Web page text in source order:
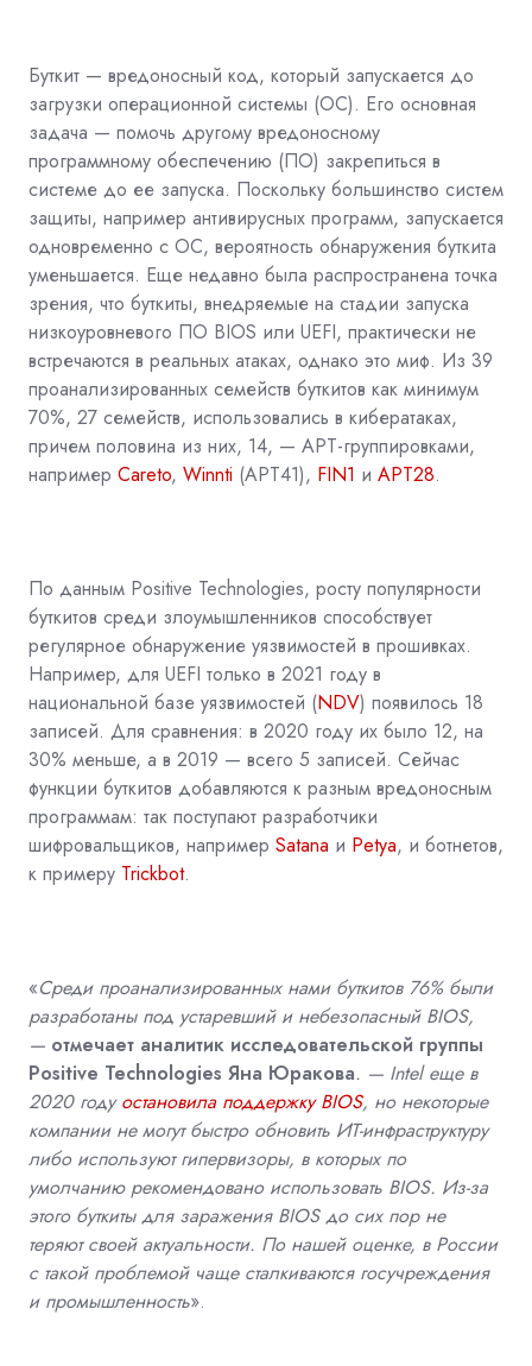
Буткит — вредоносный код, который запускается до
загрузки операционной системы (ОС). Его основная
задача — помочь другому вредоносному
программному обеспечению (ПО) закрепиться в
системе до ее запуска. Поскольку большинство систем
защиты, например антивирусных программ, запускается
одновременно с ОС, вероятность обнаружения буткита
уменьшается. Еще недавно была распространена точка
зрения, что буткиты, внедряемые на стадии запуска
низкоуровневого ПО BIOS или UEFI, практически не
встречаются в реальных атаках, однако это миф. Из 39
проанализированных семейств буткитов как минимум
70%, 27 семейств, использовались в кибератаках,
причем половина из них, 14, — APT-группировками,
например Careto, Winnti (APT41), FIN1 и APT28.
По данным Positive Technologies, росту популярности
буткитов среди злоумышленников способствует
регулярное обнаружение уязвимостей в прошивках.
Например, для UEFI только в 2021 году в
национальной базе уязвимостей (NDV) появилось 18
записей. Для сравнения: в 2020 году их было 12, на
30% меньше, а в 2019 — всего 5 записей. Сейчас
функции буткитов добавляются к разным вредоносным
программам: так поступают разработчики
шифровальщиков, например Satana и Petya, и ботнетов,
к примеру Trickbot.
«Среди проанализированных нами буткитов 76% были
разработаны под устаревший и небезопасный BIOS,
— отмечает аналитик исследовательской группы
Positive Technologies Яна Юракова. — Intel еще в
2020 годуостановила поддержку BIOS, но некоторые
компании не могут быстро обновить ИТ-инфраструктуру
либо используют гипервизоры, в которых по
умолчанию рекомендовано использовать BIOS. Из-за
этого буткиты для заражения BIOS до сих пор не
теряют своей актуальности. По нашей оценке, в России
с такой проблемой чаще сталкиваются госучреждения
и промышленность».